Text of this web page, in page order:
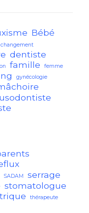
Bébé
changement
dentiste
famille
femme
gynécologie
SADAM
serrage
stomatologue
thérapeute